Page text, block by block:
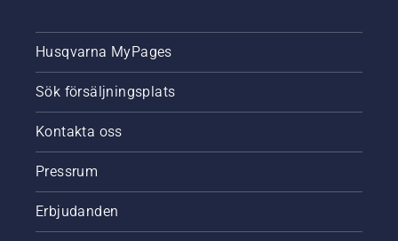
Husqvarna MyPages
Sök försäljningsplats
Kontakta oss
Pressrum
Erbjudanden